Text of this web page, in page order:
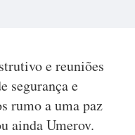
e reuniões
segurança e
rumo a uma paz
ainda Umerov.